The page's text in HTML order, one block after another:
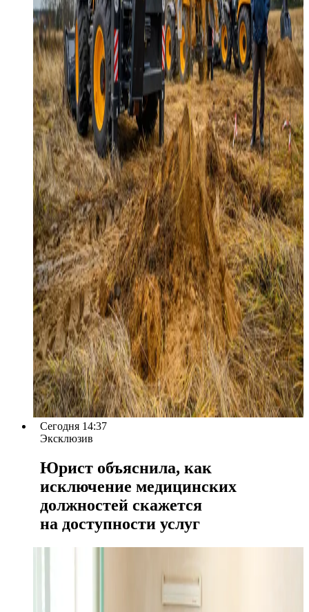
Сегодня 14:37
Эксклюзив
Юрист объяснила, как
исключение медицинских
должностей скажется
на доступности услуг